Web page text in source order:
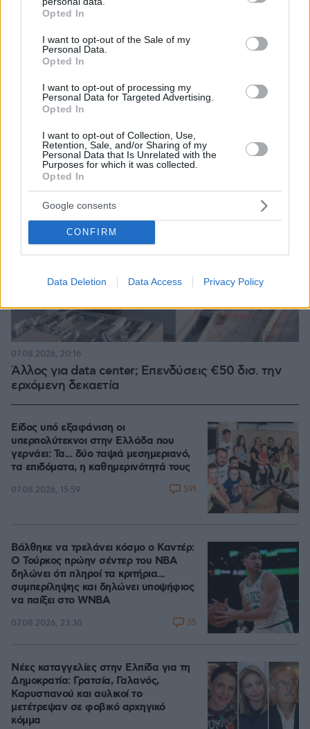
grant or deny consent to Google and its third-party tags to
use your data for below specified purposes in below Google
consent section.
Opted In
I want to opt-out of the Sale of my
Personal Data.
Opted In
I want to opt-out of processing my
Personal Data for Targeted Advertising.
Opted In
I want to opt-out of Collection, Use,
Retention, Sale, and/or Sharing of my
Personal Data that Is Unrelated with the
Purposes for which it was collected.
Opted In
Google consents
CONFIRM
Data Deletion Data Access Privacy Policy
ελεύθερο
Άλλος για data center; Επενδύσεις €50 δισ. την
ερχόμενη δεκαετία
07.08.2026, 20:16
Είδος υπό εξαφάνιση οι
υπερπολύτεκνοι στην Ελλάδα που
γερνάει: Τα... δύο ταψιά μεσημεριανό,
τα επιδόματα, η καθημερινότητά τους
07.08.2026, 15:59 591
Βάλθηκε να τρελάνει κόσμο ο Καντέρ:
Ο Τούρκος πρώην σέντερ του NBA
δηλώνει ότι πληροί τα κριτήρια...
συμπερίληψης και δηλώνει υποψήφιος
να παίξει στο WNBA
07.08.2026, 23:30 35
Νέες καταγγελίες στην Ελπίδα για τη
Δημοκρατία: Γρατσία, Γαλανός,
Καρυστιανού και αυλικοί το
μετέτρεψαν σε φοβικό αρχηγικό
κόμμα